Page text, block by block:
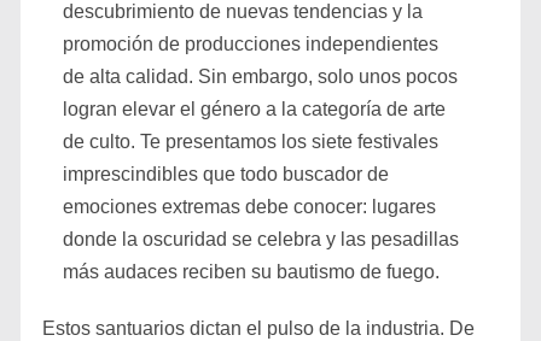
descubrimiento de nuevas tendencias y la
promoción de producciones independientes
de alta calidad. Sin embargo, solo unos pocos
logran elevar el género a la categoría de arte
de culto. Te presentamos los siete festivales
imprescindibles que todo buscador de
emociones extremas debe conocer: lugares
donde la oscuridad se celebra y las pesadillas
más audaces reciben su bautismo de fuego.
Estos santuarios dictan el pulso de la industria. De